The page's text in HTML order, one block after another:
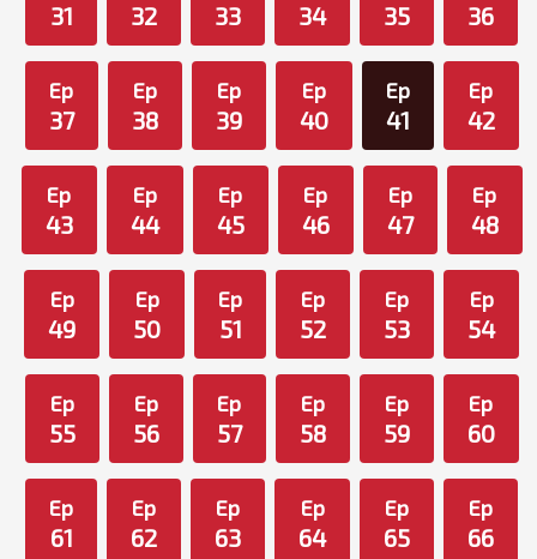
31 32 33 34 35 36
Ep
37
Ep
38
Ep
39
Ep
40
Ep
41
Ep
42
Ep
43
Ep
44
Ep
45
Ep
46
Ep
47
Ep
48
Ep
49
Ep
50
Ep
51
Ep
52
Ep
53
Ep
54
Ep
55
Ep
56
Ep
57
Ep
58
Ep
59
Ep
60
Ep
61
Ep
62
Ep
63
Ep
64
Ep
65
Ep
66